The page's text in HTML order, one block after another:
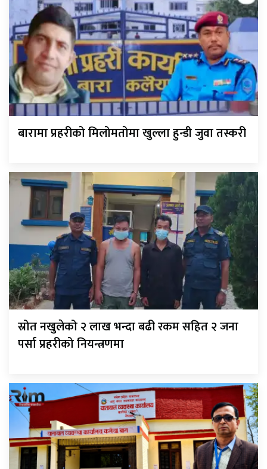
बारामा प्रहरीको मिलोमतोमा खुल्ला हुन्डी जुवा तस्करी
स्रोत नखुलेको २ लाख भन्दा बढी रकम सहित २ जना
पर्सा प्रहरीको नियन्त्रणमा